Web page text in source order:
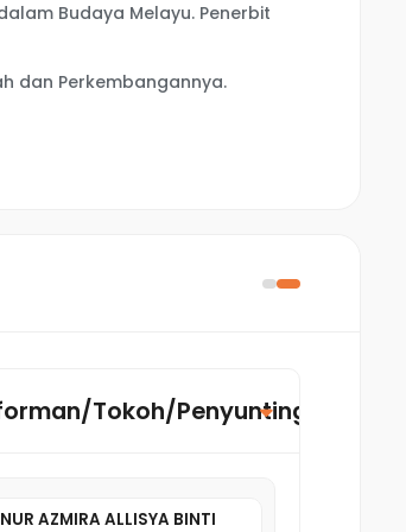
Budaya Melayu. Penerbit
dan Perkembangannya.
Tokoh/Penyunting/
NUR AZMIRA ALLISYA BINTI